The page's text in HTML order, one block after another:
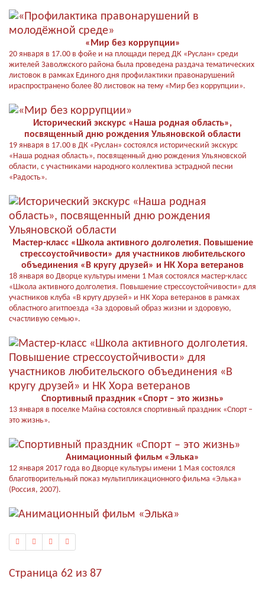
«Мир без коррупции»
20 января в 17.00 в фойе и на площади перед ДК «Руслан» среди
жителей Заволжского района была проведена раздача тематических
листовок в рамках Единого дня профилактики правонарушений
ираспространено более 80 листовок на тему «Мир без коррупции».
Исторический экскурс «Наша родная область»,
посвященный дню рождения Ульяновской области
19 января в 17.00 в ДК «Руслан» состоялся исторический экскурс
«Наша родная область», посвященный дню рождения Ульяновской
области, с участниками народного коллектива эстрадной песни
«Радость».
Мастер-класс «Школа активного долголетия. Повышение
стрессоустойчивости» для участников любительского
объединения «В кругу друзей» и НК Хора ветеранов
18 января во Дворце культуры имени 1 Мая состоялся мастер-класс
«Школа активного долголетия. Повышение стрессоустойчивости» для
участников клуба «В кругу друзей» и НК Хора ветеранов в рамках
областного агитпоезда «За здоровый образ жизни и здоровую,
счастливую семью».
Спортивный праздник «Спорт – это жизнь»
13 января в поселке Майна состоялся спортивный праздник «Спорт –
это жизнь».
Анимационный фильм «Элька»
12 января 2017 года во Дворце культуры имени 1 Мая состоялся
благотворительный показ мультипликационного фильма «Элька»
(Россия, 2007).
Страница 62 из 87